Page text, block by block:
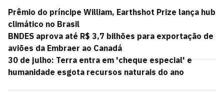
Prêmio do príncipe William, Earthshot Prize lança hub
climático no Brasil
BNDES aprova até R$ 3,7 bilhões para exportação de
aviões da Embraer ao Canadá
30 de julho: Terra entra em 'cheque especial' e
humanidade esgota recursos naturais do ano